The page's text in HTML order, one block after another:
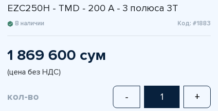
EZC250H - TMD - 200 A - 3 полюса 3Т
В наличии Код: #1883
1 869 600 сум
(цена без НДС)
кол-во - +